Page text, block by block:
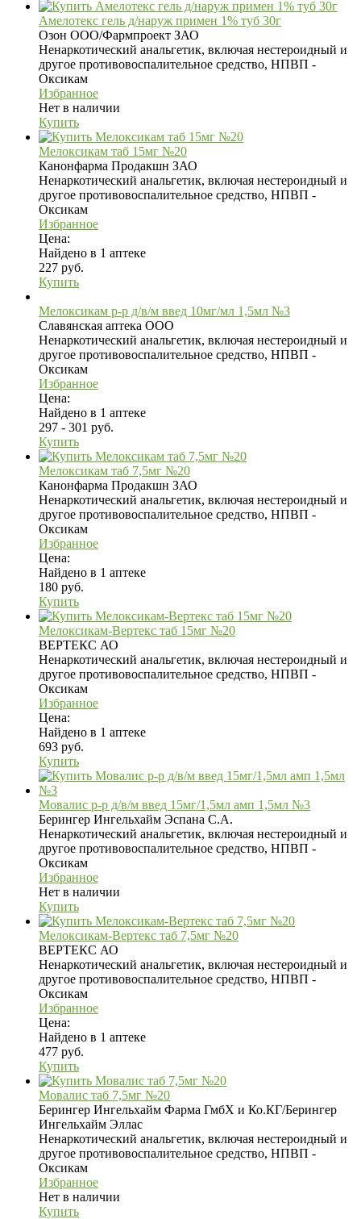
Амелотекс гель д/наруж примен 1% туб 30г
Озон ООО/Фармпроект ЗАО
Ненаркотический анальгетик, включая нестероидный и
другое противовоспалительное средство, НПВП -
Оксикам
Избранное
Нет в наличии
Купить
Мелоксикам таб 15мг №20
Канонфарма Продакшн ЗАО
Ненаркотический анальгетик, включая нестероидный и
другое противовоспалительное средство, НПВП -
Оксикам
Избранное
Цена:
Найдено в 1 аптеке
227 руб.
Купить
Мелоксикам р-р д/в/м введ 10мг/мл 1,5мл №3
Славянская аптека ООО
Ненаркотический анальгетик, включая нестероидный и
другое противовоспалительное средство, НПВП -
Оксикам
Избранное
Цена:
Найдено в 1 аптеке
297 - 301 руб.
Купить
Мелоксикам таб 7,5мг №20
Канонфарма Продакшн ЗАО
Ненаркотический анальгетик, включая нестероидный и
другое противовоспалительное средство, НПВП -
Оксикам
Избранное
Цена:
Найдено в 1 аптеке
180 руб.
Купить
Мелоксикам-Вертекс таб 15мг №20
ВЕРТЕКС АО
Ненаркотический анальгетик, включая нестероидный и
другое противовоспалительное средство, НПВП -
Оксикам
Избранное
Цена:
Найдено в 1 аптеке
693 руб.
Купить
Мовалис р-р д/в/м введ 15мг/1,5мл амп 1,5мл №3
Берингер Ингельхайм Эспана С.А.
Ненаркотический анальгетик, включая нестероидный и
другое противовоспалительное средство, НПВП -
Оксикам
Избранное
Нет в наличии
Купить
Мелоксикам-Вертекс таб 7,5мг №20
ВЕРТЕКС АО
Ненаркотический анальгетик, включая нестероидный и
другое противовоспалительное средство, НПВП -
Оксикам
Избранное
Цена:
Найдено в 1 аптеке
477 руб.
Купить
Мовалис таб 7,5мг №20
Берингер Ингельхайм Фарма ГмбХ и Ко.КГ/Берингер
Ингельхайм Эллас
Ненаркотический анальгетик, включая нестероидный и
другое противовоспалительное средство, НПВП -
Оксикам
Избранное
Нет в наличии
Купить